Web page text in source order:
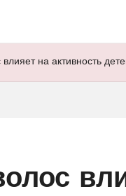
влияет на активность